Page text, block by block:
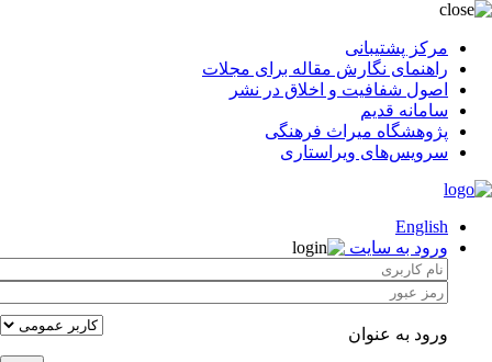
مرکز پشتیبانی
راهنمای نگارش مقاله برای مجلات
اصول شفافیت و اخلاق در نشر
سامانه قدیم
پژوهشگاه میراث فرهنگی
سرویس‌های ویراستاری
English
ورود به سایت
ورود به عنوان